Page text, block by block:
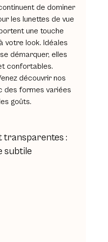
de dominer
les lunettes de vue
une touche
votre look. Idéales
démarquer, elles
confortables.
découvrir nos
des formes variées
goûts.
transparentes :
subtile